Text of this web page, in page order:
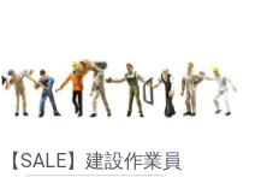
【SALE】建設作業員